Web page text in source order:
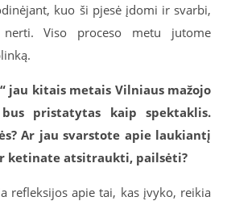
kuo ši pjesė įdomi ir svarbi,
Viso proceso metu jutome
jau kitais metais Vilniaus mažojo
pristatytas kaip spektaklis.
Ar jau svarstote apie laukiantį
ketinate atsitraukti, pailsėti?
refleksijos apie tai, kas įvyko, reikia